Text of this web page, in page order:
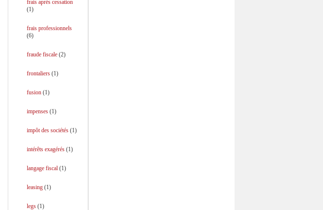
frais après cessation
(1)
frais professionnels
(6)
fraude fiscale(2)
frontaliers(1)
fusion(1)
impenses(1)
impôt des sociétés(1)
intérêts exagérés(1)
langage fiscal(1)
leasing(1)
legs(1)